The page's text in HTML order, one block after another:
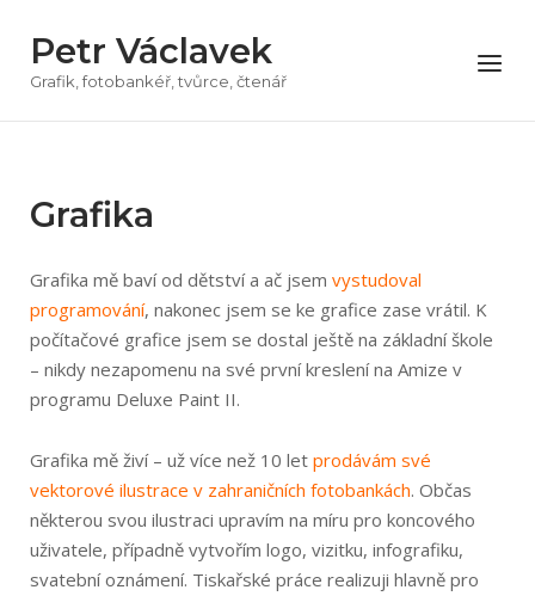
obsah
Petr Václavek
Grafik, fotobankéř, tvůrce, čtenář
Menu
Grafika
Grafika mě baví od dětství a ač jsem vystudoval
programování, nakonec jsem se ke grafice zase vrátil. K
počítačové grafice jsem se dostal ještě na základní škole
– nikdy nezapomenu na své první kreslení na Amize v
programu Deluxe Paint II.
Grafika mě živí – už více než 10 let prodávám své
vektorové ilustrace v zahraničních fotobankách. Občas
některou svou ilustraci upravím na míru pro koncového
uživatele, případně vytvořím logo, vizitku, infografiku,
svatební oznámení. Tiskařské práce realizuji hlavně pro